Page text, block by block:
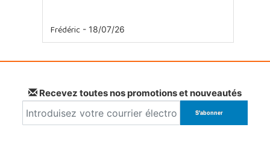
Frédéric- 18/07/26
Recevez toutes nos promotions et nouveautés